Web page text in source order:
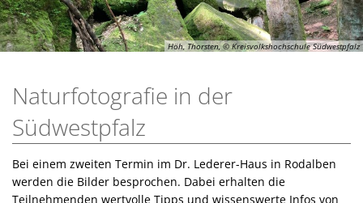
Höh, Thorsten, © Kreisvolkshochschule Südwestpfalz
Naturfotografie in der
Südwestpfalz
Bei einem zweiten Termin im Dr. Lederer-Haus in Rodalben
werden die Bilder besprochen. Dabei erhalten die
Teilnehmenden wertvolle Tipps und wissenswerte Infos von